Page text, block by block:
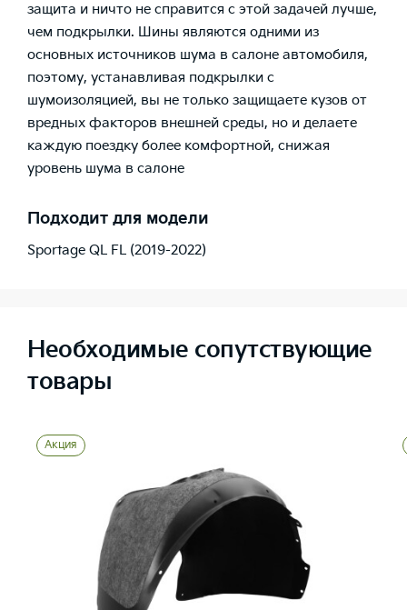
защита и ничто не справится с этой задачей лучше,
чем подкрылки. Шины являются одними из
основных источников шума в салоне автомобиля,
поэтому, устанавливая подкрылки с
шумоизоляцией, вы не только защищаете кузов от
вредных факторов внешней среды, но и делаете
каждую поездку более комфортной, снижая
уровень шума в салоне
Подходит для модели
Sportage QL FL (2019-2022)
Необходимые сопутствующие
товары
Акция